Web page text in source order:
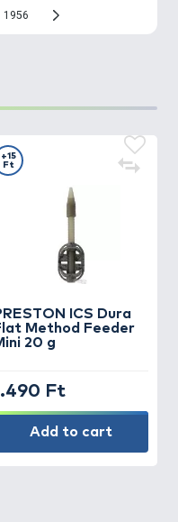
ICS Dura
Method Feeder
20 g
+15
Ft
Ft
Add to cart